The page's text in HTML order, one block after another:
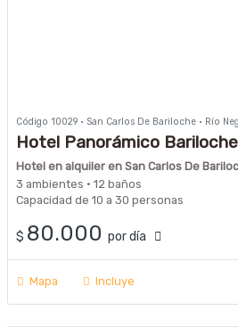
Código 10029 · San Carlos De Bariloche · Río
Hotel Panorámico Bariloche
Hotel en alquiler en San Carlos De
3 ambientes · 12 baños
Capacidad de 10 a 30 personas
$ 80.000 por día
Mapa Incluye